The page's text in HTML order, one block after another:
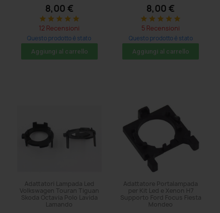
8,00 €
star star star star star
12 Recensioni
Questo prodotto è stato
acquistato: 11 volte
Aggiungi al carrello
8,00 €
star star star star star
5 Recensioni
Questo prodotto è stato
acquistato: 8 volte
Aggiungi al carrello
Adattatori Lampada Led
Volkswagen Touran Tiguan
Skoda Octavia Polo Lavida
Lamando
Adattatore Portalampada
per Kit Led e Xenon H7
Supporto Ford Focus Fiesta
Mondeo